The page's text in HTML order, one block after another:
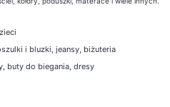
i bluzki, jeansy, biżuteria
, buty do biegania, dresy